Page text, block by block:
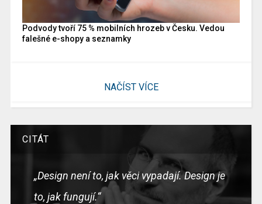
Podvody tvoří 75 % mobilních hrozeb v Česku. Vedou
falešné e-shopy a seznamky
NAČÍST VÍCE
CITÁT
„Design není to, jak věci vypadají. Design je
to, jak fungují.“